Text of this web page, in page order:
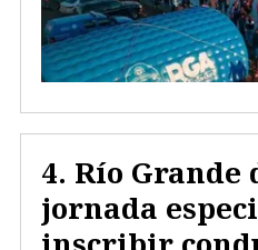
Río Grande
jornada